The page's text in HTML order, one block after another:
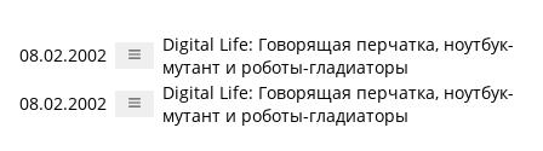
08.02.2002
Digital Life: Говорящая перчатка, ноутбук-
мутант и роботы-гладиаторы
08.02.2002
Digital Life: Говорящая перчатка, ноутбук-
мутант и роботы-гладиаторы